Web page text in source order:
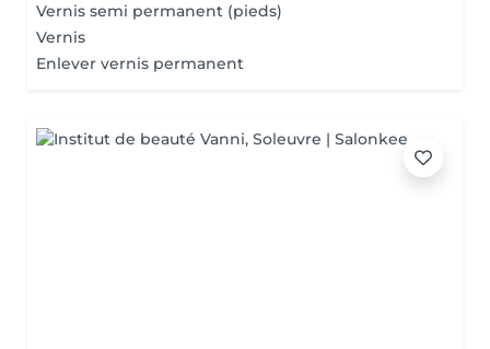
Vernis semi permanent (pieds)
Vernis
Enlever vernis permanent